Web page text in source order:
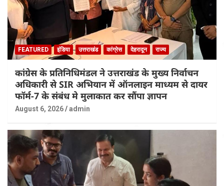
FEATURED इंडिया उत्तराखंड कांग्रेस देहरादून राज्य
कांग्रेस के प्रतिनिधिमंडल ने उत्तराखंड के मुख्य निर्वाचन
अधिकारी से SIR अभियान में ऑनलाइन माध्यम से दायर
फॉर्म-7 के संबंध मे मुलाकात कर सौंपा ज्ञापन
August 6, 2026 admin